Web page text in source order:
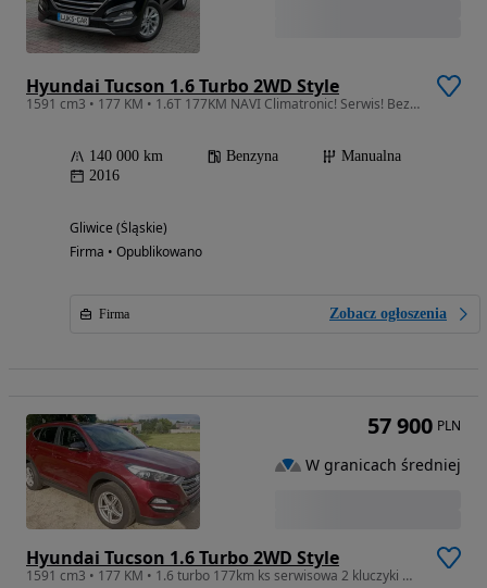
Hyundai Tucson 1.6 Turbo 2WD Style
1591 cm3 • 177 KM • 1.6T 177KM NAVI Climatronic! Serwis! Bezwypadkowy! Dla wymagających!
140 000 km Benzyna
Manualna
2016
Gliwice (Śląskie)
Firma • Opublikowano
Firma Zobacz ogłoszenia
Hyundai Tucson 1.6 Turbo 2WD Style
1591 cm3 • 177 KM • 1.6 turbo 177km ks serwisowa 2 kluczyki wzorowy stan
57 900 PLN
W granicach średniej